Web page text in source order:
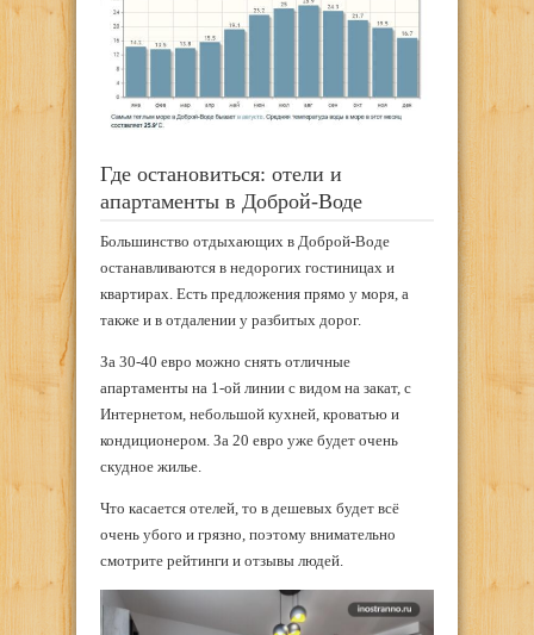
Где остановиться: отели и
апартаменты в Доброй-Воде
Большинство отдыхающих в Доброй-Воде
останавливаются в недорогих гостиницах и
квартирах. Есть предложения прямо у моря, а
также и в отдалении у разбитых дорог.
За 30-40 евро можно снять отличные
апартаменты на 1-ой линии с видом на закат, с
Интернетом, небольшой кухней, кроватью и
кондиционером. За 20 евро уже будет очень
скудное жилье.
Что касается отелей, то в дешевых будет всё
очень убого и грязно, поэтому внимательно
смотрите рейтинги и отзывы людей.